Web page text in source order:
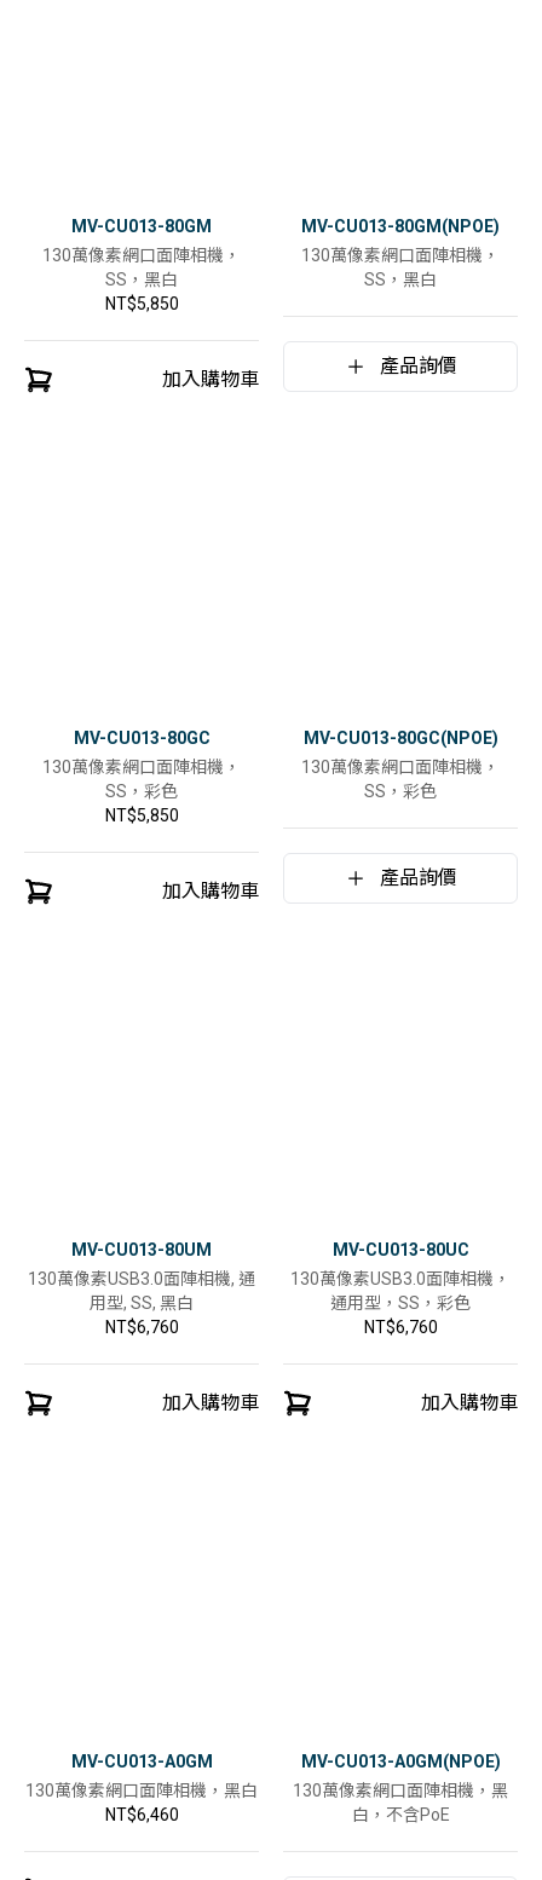
MV-CU013-80GM
130萬像素網口面陣相機，
SS，黑白
NT$5,850
加入購物車
MV-CU013-80GM(NPOE)
130萬像素網口面陣相機，
SS，黑白
產品詢價
MV-CU013-80GC
130萬像素網口面陣相機，
SS，彩色
NT$5,850
加入購物車
MV-CU013-80GC(NPOE)
130萬像素網口面陣相機，
SS，彩色
產品詢價
MV-CU013-80UM
130萬像素USB3.0面陣相機, 通
用型, SS, 黑白
NT$6,760
加入購物車
MV-CU013-80UC
130萬像素USB3.0面陣相機，
通用型，SS，彩色
NT$6,760
加入購物車
MV-CU013-A0GM
130萬像素網口面陣相機，黑白
NT$6,460
MV-CU013-A0GM(NPOE)
130萬像素網口面陣相機，黑
白，不含PoE